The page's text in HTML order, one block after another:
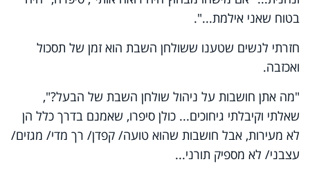
בטוח שאני אילמת...".
חזרתי לנשים שטענו ששולחן השבת הוא זמן של תסכול
ואכזבה.
"מה אתן חושבות על ניהול שולחן השבת של הבעל?",
שאלתי וקיבלתי גיחוכים... כולן סיפרו, שאמנם בדרך כלל הן
לא מעירות, אבל חושבות שהוא טועה/ קפדן/ רך מדי/ מגזים/
עצבני/ לא מספיק תורני...